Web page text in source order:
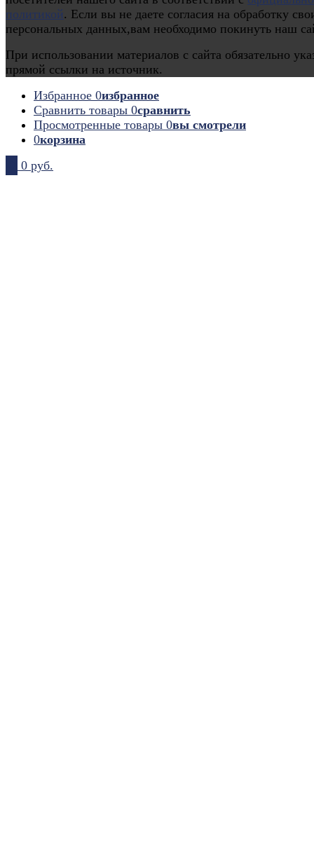
политикой. Если вы не даете согласия на обработку
персональных данных,вам необходимо покинуть наш
При использовании материалов с сайта обязательно
прямой ссылки на источник.
Избранное 0избранное
Сравнить товары 0сравнить
Просмотренные товары 0вы смотрели
0корзина
0 руб.